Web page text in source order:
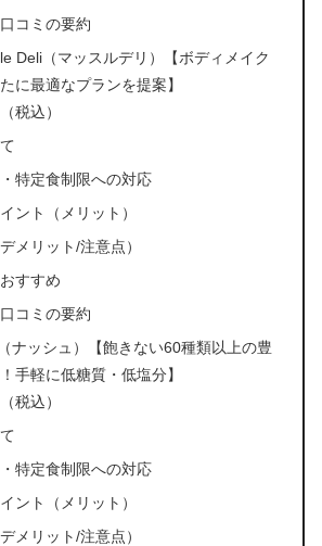
コミの要約
Deli（マッスルデリ）【ボディメイク
に最適なプランを提案】
税込）
特定食制限への対応
ント（メリット）
メリット/注意点）
すすめ
コミの要約
ナッシュ）【飽きない60種類以上の豊
手軽に低糖質・低塩分】
税込）
特定食制限への対応
ント（メリット）
メリット/注意点）